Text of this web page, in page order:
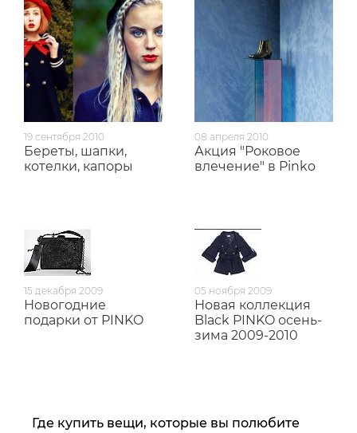
19 сентября 2010
Береты, шапки,
котелки, капоры
08 апреля 2010
Акция "Роковое
влечение" в Pinko
15 декабря 2009
Новогодние
подарки от PINKO
05 ноября 2009
Новая коллекция
Black PINKO осень-
зима 2009-2010
Где купить вещи, которые вы полюбите